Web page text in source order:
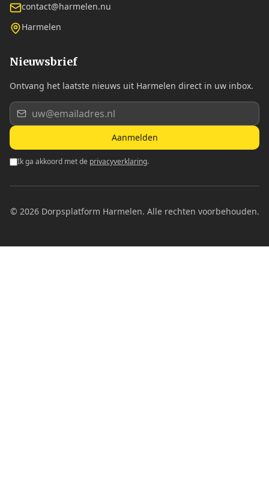
contact@harmelen.nu
Harmelen
Nieuwsbrief
Ontvang het laatste nieuws uit Harmelen direct in uw inbox.
Aanmelden
Ik ga akkoord met de privacyverklaring.
© 2026Dorpsplatform Harmelen. Alle rechten voorbehouden.